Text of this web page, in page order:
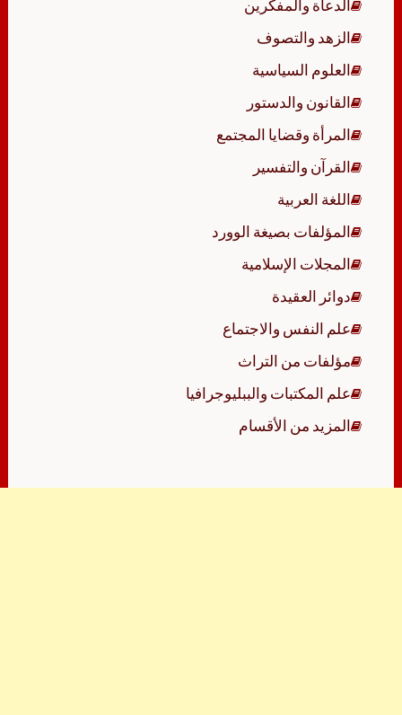
الدعاة والمفكرين
الزهد والتصوف
العلوم السياسية
القانون والدستور
المرأة وقضايا المجتمع
القرآن والتفسير
اللغة العربية
المؤلفات بصيغة الوورد
المجلات الإسلامية
دوائر العقيدة
علم النفس والاجتماع
مؤلفات من التراث
علم المكتبات والببليوجرافيا
المزيد من الأقسام